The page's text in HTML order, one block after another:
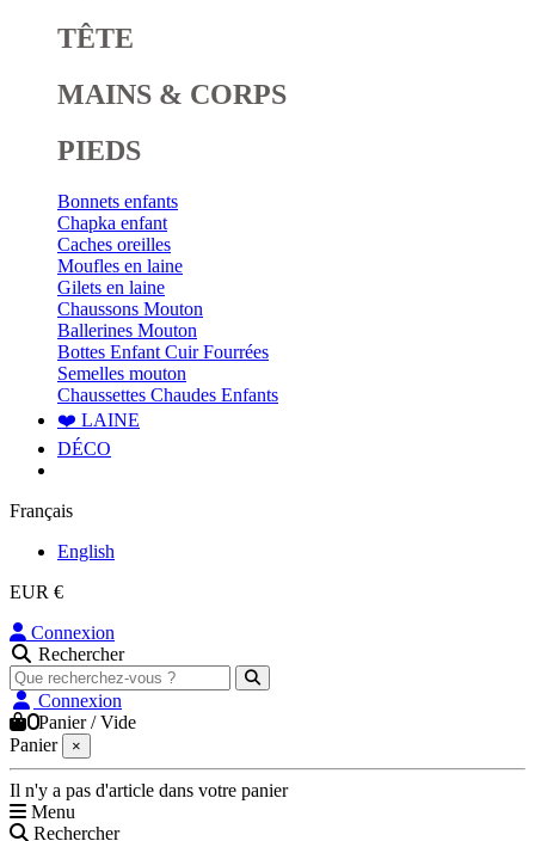
TÊTE
MAINS & CORPS
PIEDS
Bonnets enfants
Chapka enfant
Caches oreilles
Moufles en laine
Gilets en laine
Chaussons Mouton
Ballerines Mouton
Bottes Enfant Cuir Fourrées
Semelles mouton
Chaussettes Chaudes Enfants
❤️ LAINE
DÉCO
Français
English
EUR €
Connexion
Rechercher
Connexion
0Panier /Vide
Panier
×
Il n'y a pas d'article dans votre panier
Menu
Rechercher